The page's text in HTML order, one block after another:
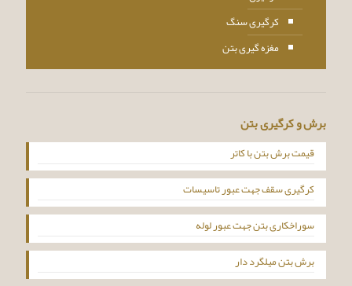
کرگیری سنگ
مغزه گیری بتن
برش و کرگیری بتن
قیمت برش بتن با کاتر
کرگیری سقف جهت عبور تاسیسات
سوراخکاری بتن جهت عبور لوله
برش بتن میلگرد دار